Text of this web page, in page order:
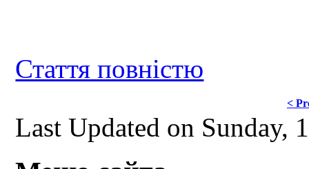
Стаття повністю
<
Last Updated on